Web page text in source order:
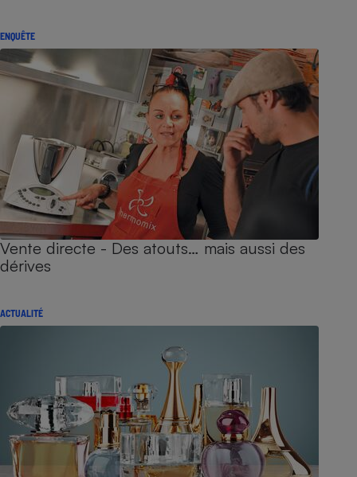
ENQUÊTE
Vente directe - Des atouts… mais aussi des
dérives
ACTUALITÉ